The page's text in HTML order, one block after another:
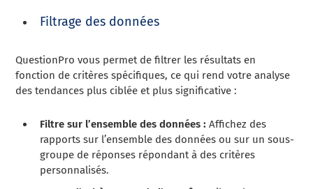
Filtrage des données
QuestionPro vous permet de filtrer les résultats en
fonction de critères spécifiques, ce qui rend votre analyse
des tendances plus ciblée et plus significative :
Filtre sur l’ensemble des données :Affichez des
rapports sur l’ensemble des données ou sur un sous-
groupe de réponses répondant à des critères
personnalisés.